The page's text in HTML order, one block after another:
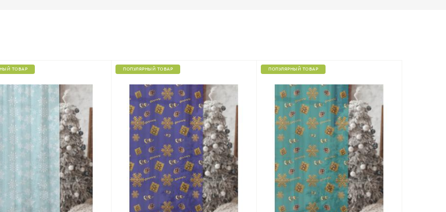
ТОВАР ПОПУЛЯРНЫЙ ТОВАР ПОПУЛЯРНЫЙ ТОВАР